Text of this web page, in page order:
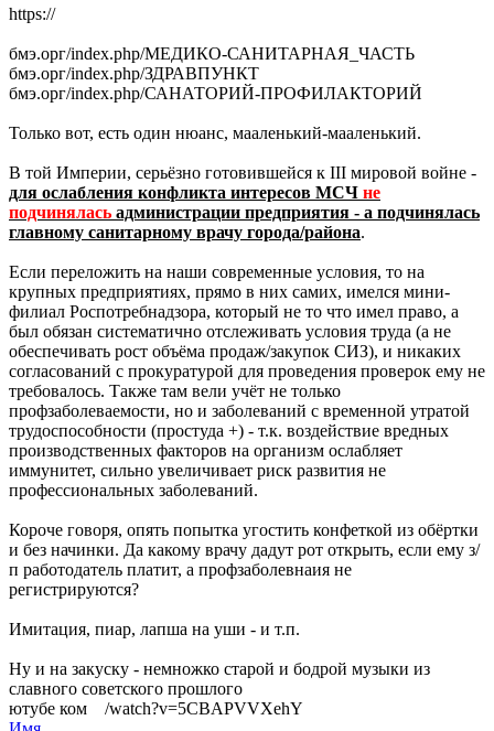
https://
бмэ.орг/index.php/МЕДИКО-САНИТАРНАЯ_ЧАСТЬ
бмэ.орг/index.php/ЗДРАВПУНКТ
бмэ.орг/index.php/САНАТОРИЙ-ПРОФИЛАКТОРИЙ
Только вот, есть один нюанс, мааленький-мааленький.
В той Империи, серьёзно готовившейся к III мировой войне -
для ослабления конфликта интересов МСЧ не
подчинялась администрации предприятия - а подчинялась
главному санитарному врачу города/района.
Если переложить на наши современные условия, то на
крупных предприятиях, прямо в них самих, имелся мини-
филиал Роспотребнадзора, который не то что имел право, а
был обязан систематично отслеживать условия труда (а не
обеспечивать рост объёма продаж/закупок СИЗ), и никаких
согласований с прокуратурой для проведения проверок ему не
требовалось. Также там вели учёт не только
профзаболеваемости, но и заболеваний с временной утратой
трудоспособности (простуда +) - т.к. воздействие вредных
производственных факторов на организм ослабляет
иммунитет, сильно увеличивает риск развития не
профессиональных заболеваний.
Короче говоря, опять попытка угостить конфеткой из обёртки
и без начинки. Да какому врачу дадут рот открыть, если ему з/
п работодатель платит, а профзаболевнаия не
регистрируются?
Имитация, пиар, лапша на уши - и т.п.
Ну и на закуску - немножко старой и бодрой музыки из
славного советского прошлого
ютубе ком /watch?v=5CBAPVVXehY